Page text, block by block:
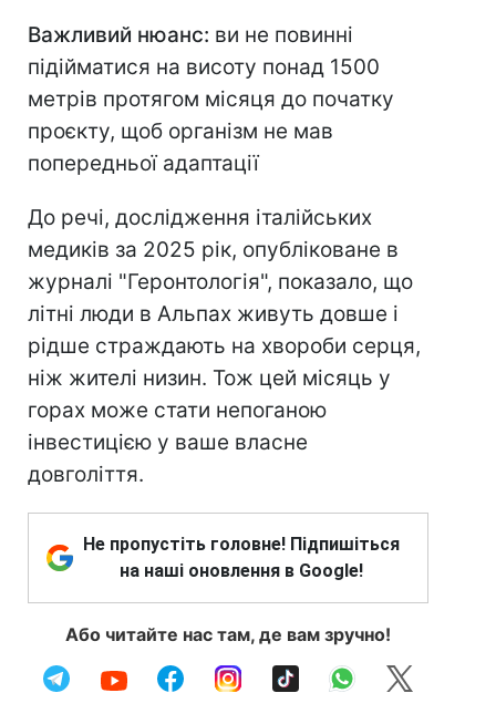
Важливий нюанс: ви не повинні
підійматися на висоту понад 1500
метрів протягом місяця до початку
проєкту, щоб організм не мав
попередньої адаптації
До речі, дослідження італійських
медиків за 2025 рік, опубліковане в
журналі "Геронтологія", показало, що
літні люди в Альпах живуть довше і
рідше страждають на хвороби серця,
ніж жителі низин. Тож цей місяць у
горах може стати непоганою
інвестицією у ваше власне
довголіття.
Не пропустіть головне! Підпишіться
на наші оновлення в Google!
Або читайте нас там, де вам зручно!